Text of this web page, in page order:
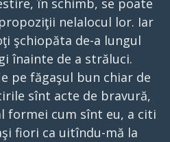
în schimb, se poate
nelalocul lor. Iar
şchiopăta de-a lungul
înainte de a străluci.
pe făgaşul bun chiar de
sînt acte de bravură,
formei cum sînt eu, a citi
fiori ca uitîndu-mă la